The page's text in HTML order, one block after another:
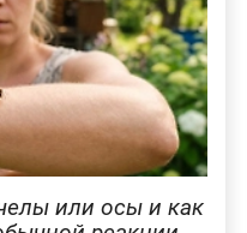
или осы и как